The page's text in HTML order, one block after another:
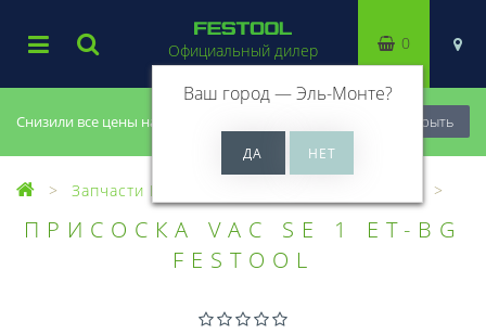
Снизили все цены на 20%, успей купить! Закрыть
Официальный дилер
Ваш город —Эль-Монте?
0
Запчасти Festool
ПРИСОСКА VAC SE 1 ET-BG
FESTOOL